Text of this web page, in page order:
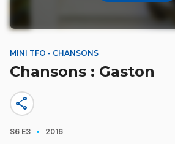
MINI TFO - CHANSONS
Chansons : Gaston
share
S6 E3 · 2016